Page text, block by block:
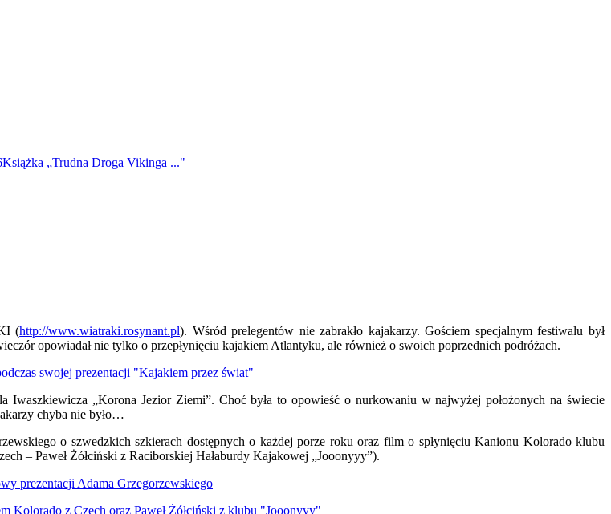
Książka „Trudna Droga Vikinga ..."
(http://www.wiatraki.rosynant.pl). Wśród prelegentów nie zabrakło kajakarzy. Gościem specjalnym festiwalu był
opowiadał nie tylko o przepłynięciu kajakiem Atlantyku, ale również o swoich poprzednich podróżach.
Iwaszkiewicza „Korona Jezior Ziemi”. Choć była to opowieść o nurkowaniu w najwyżej położonych na świecie
chyba nie było…
o szwedzkich szkierach dostępnych o każdej porze roku oraz film o spłynięciu Kanionu Kolorado klubu
– Paweł Żółciński z Raciborskiej Hałaburdy Kajakowej „Jooonyyy”).